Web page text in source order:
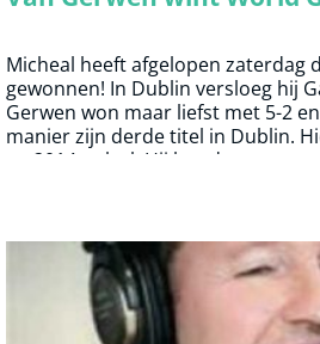
Micheal heeft afgelopen zaterdag
gewonnen! In Dublin versloeg hij
Gerwen won maar liefst met 5-2
manier zijn derde titel in Dublin.
en 2014 ook al. Hij houd er een
110.000 euro aan over. Om het
Van Gerwen de enige